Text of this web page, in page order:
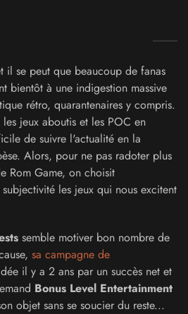
il se peut que beaucoup de fanas
bientôt à une indigestion massive
rétro, quarantenaires y compris.
jeux aboutis et les POC en
de suivre l'actualité en la
Alors, pour ne pas radoter plus
Rom Game, on choisit
les jeux qui nous excitent
semble motiver bon nombre de
sa campagne de
il y a 2 ans par un succès net et
Bonus Level Entertainment
objet sans se soucier du reste...